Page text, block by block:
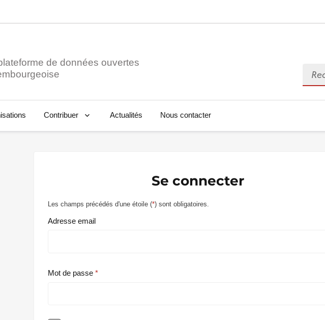
de données ouvertes
Contribuer Actualités Nous contacter
Se connecter
Les champs précédés d'une étoile (*) sont obligatoires.
Adresse email
Mot de passe